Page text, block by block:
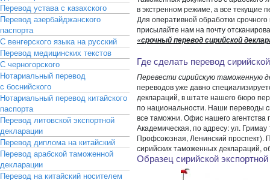
Перевод устава с казахского
Перевод азербайджанского
паспорта
С венгерского языка на русский
Перевод медицинских текстов
С черногорского
Нотариальный перевод
с боснийского
Нотариальный перевод китайского
паспорта
Перевод литовской экспортной
декларации
Перевод диплома на китайский
Перевод арабской таможенной
декларации
Перевод на китайский носителем
в экстренном режиме, а все текущие
Для оперативной обработки
присылайте нам на почту
«срочный переводсирийской
Где сделать перевод
Перевести сирийскую таможенную
переводов уже давно
деклараций, в штате нашего бюро
по национальности. Наши переводы
все таможни. Офис нашего агентства
Академическая, по адресу: ул.
Профсоюзная, Ленинский
сирийских таможенных деклараций,
Образец сирийской